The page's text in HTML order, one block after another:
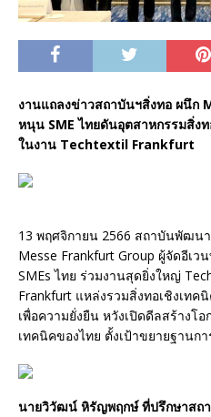
งานแถลงข่าวสถาบันฯสิ่งทอ ผนึก
หนุน SME ไทยดันอุตสาหกรรมสิ่ง
ในงาน Techtextil Frankfurt
13 พฤศจิกายน 2566 สถาบันพัฒน
Messe Frankfurt Group ผู้จัดอีเ
SMEs ไทย ร่วมงานสุดยิ่งใหญ่
Frankfurt แหล่งรวมสิ่งทอเชิงเท
เพื่อความยั่งยืน หวังเปิดดีลสร้างโ
เทคนิคของไทย ตั้งเป้าขยายฐานก
นายวิวัฒน์ หิรัญพฤกษ์ ที่ปรึกษาสถ